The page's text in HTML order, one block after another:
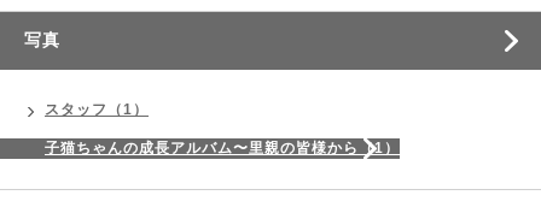
写真
スタッフ（1）
子猫ちゃんの成長アルバム〜里親の皆様から（1）